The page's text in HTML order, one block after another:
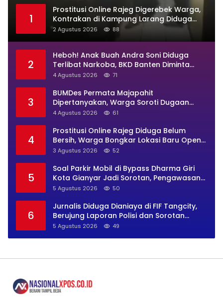
1
Prostitusi Online Rajeg Digerebek Warga,
Kontrakan di Kampung Larang Diduga
Jadi Sarang Maksiat
2 Agustus 2026 88
2
Heboh! Anak Buah Andra Soni Diduga
Terlibat Narkoba, BKD Banten Diminta
Buka Suara
4 Agustus 2026 71
3
BUMDes Permata Majapahit
Dipertanyakan, Warga Soroti Dugaan
Pengelolaan Tak Transparan
4 Agustus 2026 61
4
Prostitusi Online Rajeg Diduga Belum
Bersih, Warga Bongkar Lokasi Baru Open
BO Usai Penggerebekan
3 Agustus 2026 52
5
Soal Parkir Mobil di Bypass Dharma Giri
Kota Gianyar Jadi Sorotan, Pengawasan
Inkait Dipertanyakan
5 Agustus 2026 50
6
Jurnalis Diduga Dianiaya di FIF Tangcity,
Berujung Laporan Polisi dan Sorotan
Kebebasan Pers
5 Agustus 2026 49